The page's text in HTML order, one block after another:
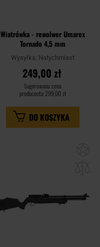
Wiatrówka - rewolwer Umarex
Tornado 4,5 mm
Wysyłka: Natychmiast
249,00 zł
Sugerowana cena
producenta 299,00 zł
DO KOSZYKA